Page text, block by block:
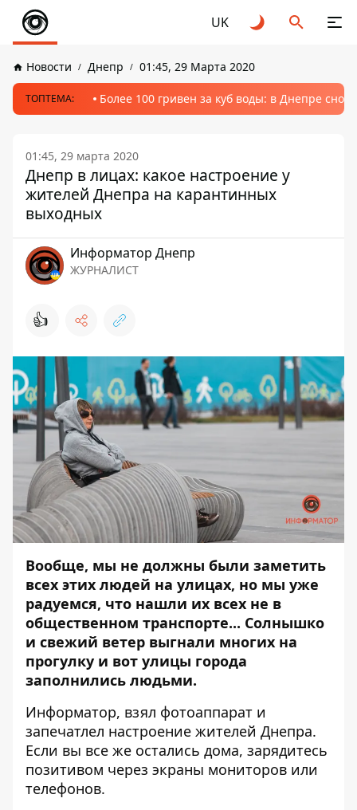
UK
Новости Днепр 01:45, 29 Марта 2020
ТОПТЕМА: Более 100 гривен за куб воды: в Днепре
01:45, 29 марта 2020
Днепр в лицах: какое настроение у
жителей Днепра на карантинных
выходных
Информатор Днепр
ЖУРНАЛИСТ
👍
Вообще, мы не должны были заметить
всех этих людей на улицах, но мы уже
радуемся, что нашли их всех не в
общественном транспорте... Солнышко
и свежий ветер выгнали многих на
прогулку и вот улицы города
заполнились людьми.
Информатор, взял фотоаппарат и
запечатлел настроение жителей Днепра.
Если вы все же остались дома, зарядитесь
позитивом через экраны мониторов или
телефонов.